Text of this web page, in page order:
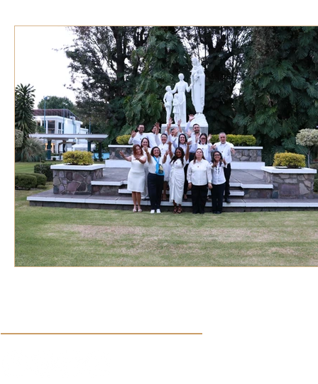
EN LA VOZ DE VOZ ACTIVA III VOZ DE
VOZ EXPERTA AÑO JUBILAR MARISTA IV
VOCES GLOBALES noticias